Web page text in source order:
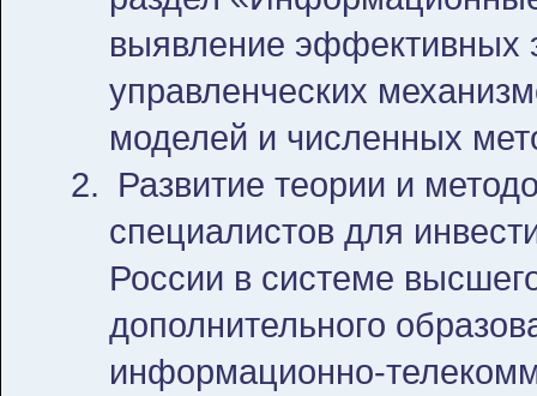
выявление эффективных
управленческих
моделей и численных
Развитие теории и
специалистов для
России в системе
дополнительного
информационно-